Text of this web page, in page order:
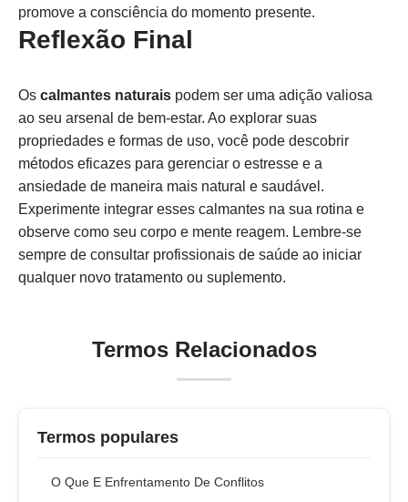
promove a consciência do momento presente.
Reflexão Final
Os calmantes naturais podem ser uma adição valiosa
ao seu arsenal de bem-estar. Ao explorar suas
propriedades e formas de uso, você pode descobrir
métodos eficazes para gerenciar o estresse e a
ansiedade de maneira mais natural e saudável.
Experimente integrar esses calmantes na sua rotina e
observe como seu corpo e mente reagem. Lembre-se
sempre de consultar profissionais de saúde ao iniciar
qualquer novo tratamento ou suplemento.
Termos Relacionados
Termos populares
O Que E Enfrentamento De Conflitos